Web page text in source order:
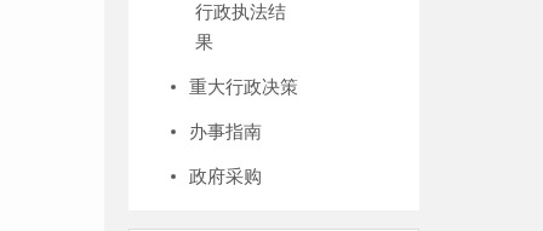
行政执法结
果
重大行政决策
办事指南
政府采购